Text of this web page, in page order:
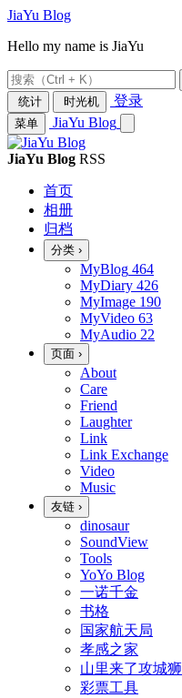
JiaYu Blog
Hello my name is JiaYu
统计
时光机 登录
菜单 JiaYu Blog
JiaYu Blog RSS
首页
相册
归档
分类 ›
MyBlog 464
MyDiary 426
MyImage 190
MyVideo 63
MyAudio 22
页面 ›
About
Care
Friend
Laughter
Link
Link Exchange
Video
Music
友链 ›
dinosaur
SoundView
Tools
YoYo Blog
一诺千金
书格
国家航天局
孝感之家
山里来了攻城狮
彩票工具